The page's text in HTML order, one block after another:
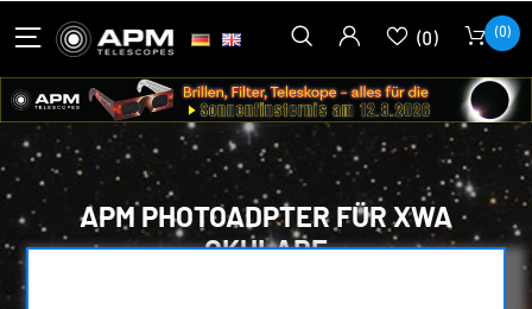
(0) (0)
APM PHOTOADPTER FÜR XWA
OKULARE